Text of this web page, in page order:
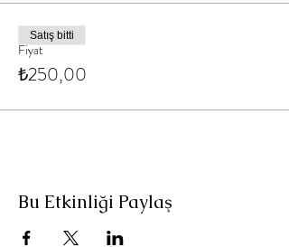
Fiyat
₺250,00
Satış bitti
Bu Etkinliği Paylaş